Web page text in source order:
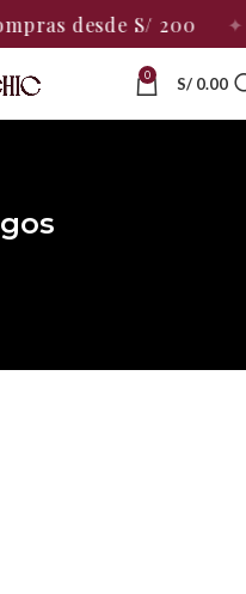
desde S/ 200
0 S/ 0.00